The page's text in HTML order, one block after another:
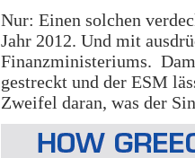
Nur: Einen solchen
Jahr 2012. Und mit
Finanzministeriums.
gestreckt und der ESM
Zweifel daran, was der